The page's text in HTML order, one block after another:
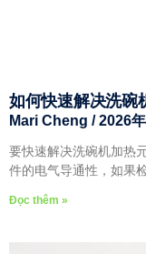
如何快速解决洗碗
Mari Cheng 2026年
要快速解决洗碗机加热
件的电气导通性，如果
Đọc thêm »